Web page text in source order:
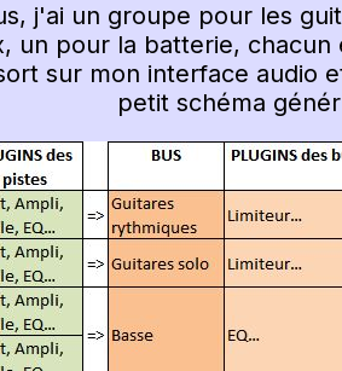
j'ai un groupe pour les
un pour la batterie,
sur mon interface audio
petit schéma